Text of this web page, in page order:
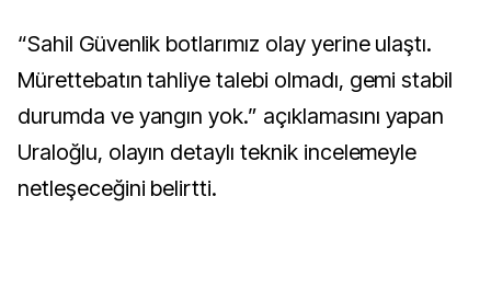
“Sahil Güvenlik botlarımız olay yerine ulaştı.
Mürettebatın tahliye talebi olmadı, gemi stabil
durumda ve yangın yok.” açıklamasını yapan
Uraloğlu, olayın detaylı teknik incelemeyle
netleşeceğini belirtti.